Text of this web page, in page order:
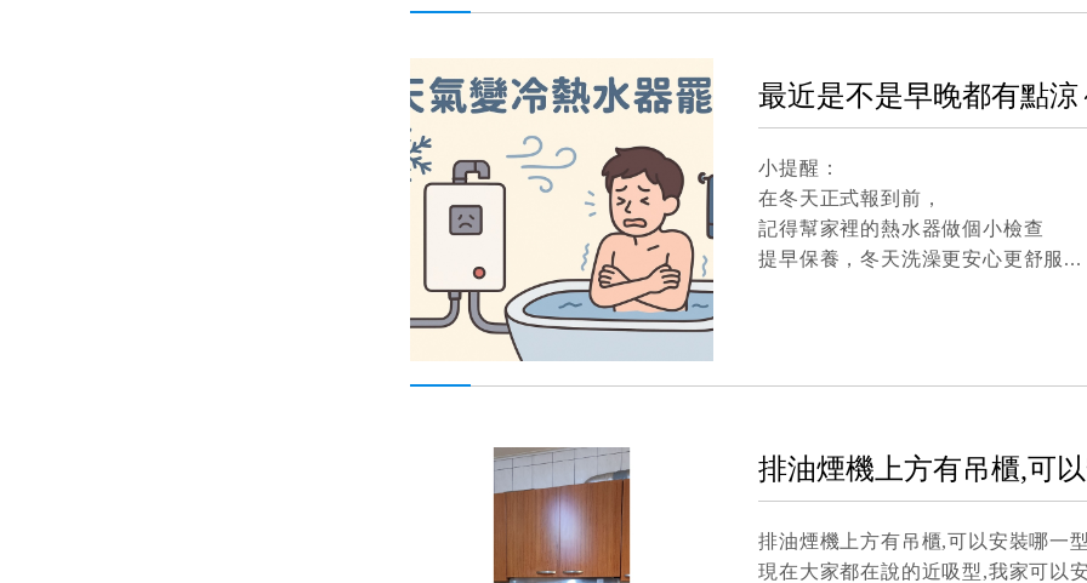
最近是不是早晚都有點涼
小提醒：
在冬天正式報到前，
記得幫家裡的熱水器做個小檢查
提早保養，冬天洗澡更安心更舒服
排油煙機上方有吊櫃,可
排油煙機上方有吊櫃,可以安裝哪一
現在大家都在說的近吸型,我家可以